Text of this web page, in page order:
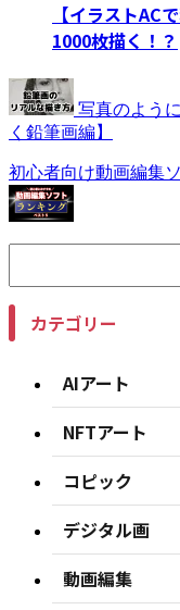
【イラストAC
1000枚描く！？
写真のよう
く鉛筆画編】
初心者向け動画編集
カテゴリー
AIアート
NFTアート
コピック
デジタル画
動画編集